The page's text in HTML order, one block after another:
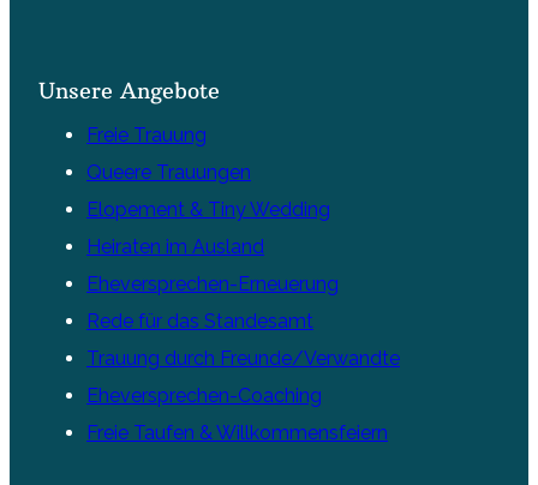
Unsere Angebote
Freie Trauung
Queere Trauungen
Elopement & Tiny Wedding
Heiraten im Ausland
Eheversprechen-Erneuerung
Rede für das Standesamt
Trauung durch Freunde/Verwandte
Eheversprechen-Coaching
Freie Taufen & Willkommensfeiern